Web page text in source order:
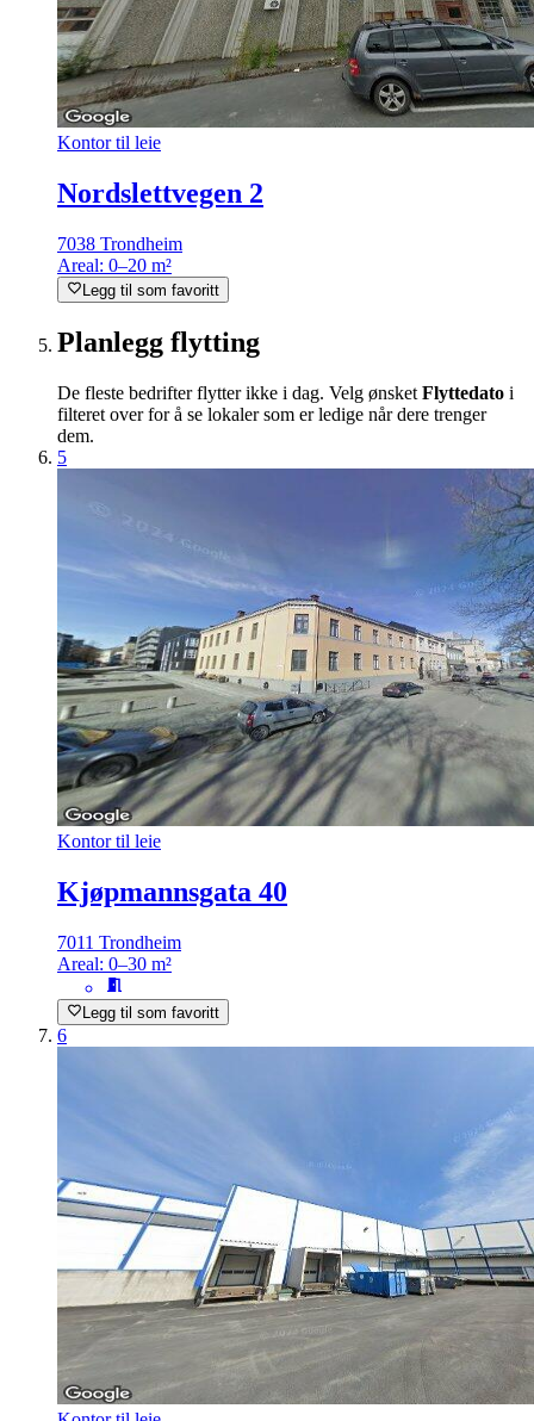
Kontor til leie
Nordslettvegen 2
7038 Trondheim
Areal: 0–20 m²
Legg til som favoritt
Planlegg flytting
De fleste bedrifter flytter ikke i dag. Velg ønsket Flyttedato i
filteret over for å se lokaler som er ledige når dere trenger
dem.
5
Kontor til leie
Kjøpmannsgata 40
7011 Trondheim
Areal: 0–30 m²
Legg til som favoritt
6